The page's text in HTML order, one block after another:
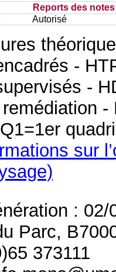
Reports des
Autorisé
-
-
sur
: 02/
Parc,
373111